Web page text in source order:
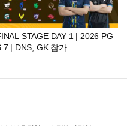
STAGE DAY 1 | 2026 PG
7 | DNS, GK 참가